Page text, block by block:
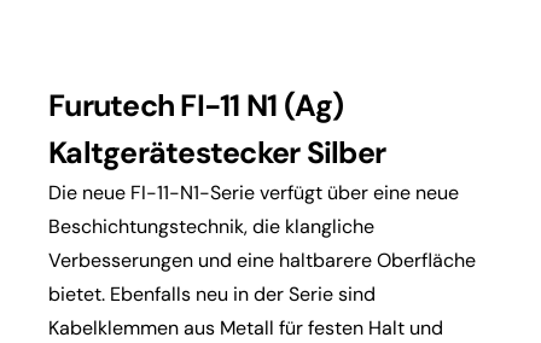
Furutech FI-11 N1 (Ag)
Kaltgerätestecker Silber
Die neue FI-11-N1-Serie verfügt über eine neue
Beschichtungstechnik, die klangliche
Verbesserungen und eine haltbarere Oberfläche
bietet. Ebenfalls neu in der Serie sind
Kabelklemmen aus Metall für festen Halt und